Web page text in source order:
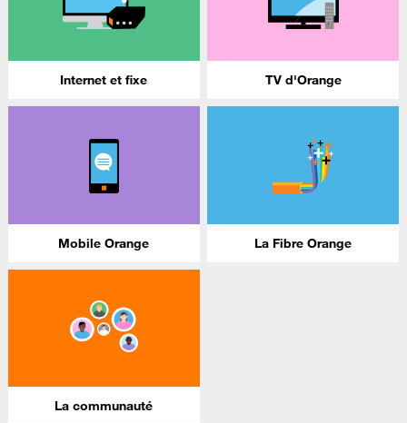
Internet et fixe TV d'Orange
Mobile Orange La Fibre Orange
La communauté